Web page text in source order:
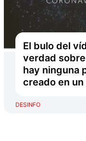
El bulo del
verdad
hay ninguna
creado en
DESINFO